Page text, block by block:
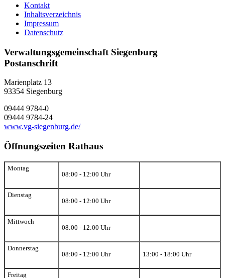
Kontakt
Inhaltsverzeichnis
Impressum
Datenschutz
Verwaltungsgemeinschaft Siegenburg
Postanschrift
Marienplatz 13
93354 Siegenburg
09444 9784-0
09444 9784-24
www.vg-siegenburg.de/
Öffnungszeiten Rathaus
Montag
08:00 - 12:00 Uhr
Dienstag
08:00 - 12:00 Uhr
Mittwoch
08:00 - 12:00 Uhr
Donnerstag
08:00 - 12:00 Uhr
13:00 - 18:00 Uhr
Freitag